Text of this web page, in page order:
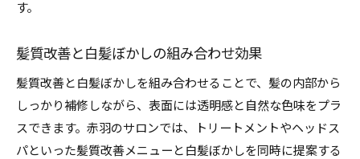
す。
髪質改善と白髪ぼかしの組み合わせ効果
髪質改善と白髪ぼかしを組み合わせることで、髪の内部から
しっかり補修しながら、表面には透明感と自然な色味をプラ
スできます。赤羽のサロンでは、トリートメントやヘッドス
パといった髪質改善メニューと白髪ぼかしを同時に提案する